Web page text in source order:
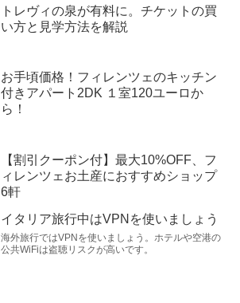
トレヴィの泉が有料に。チケットの買
い方と見学方法を解説
お手頃価格！フィレンツェのキッチン
付きアパート2DK １室120ユーロか
ら！
【割引クーポン付】最大10%OFF、フ
ィレンツェお土産におすすめショップ
6軒
イタリア旅行中はVPNを使いましょう
海外旅行ではVPNを使いましょう。ホテルや空港の
公共WiFiは盗聴リスクが高いです。